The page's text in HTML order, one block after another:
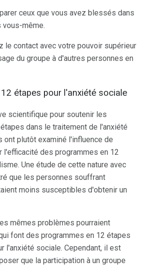
ceux que vous avez blessés dans
vous-même.
le contact avec votre pouvoir supérieur
du groupe à d'autres personnes en
étapes pour l'anxiété sociale
scientifique pour soutenir les
dans le traitement de l'anxiété
ont plutôt examiné l'influence de
l'efficacité des programmes en 12
Une étude de cette nature avec
que les personnes souffrant
moins susceptibles d'obtenir un
mêmes problèmes pourraient
font des programmes en 12 étapes
l'anxiété sociale. Cependant, il est
que la participation à un groupe